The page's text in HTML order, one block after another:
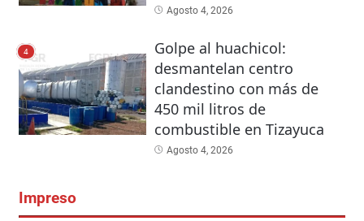
Agosto 4, 2026
4
Golpe al huachicol:
desmantelan centro
clandestino con más de
450 mil litros de
combustible en Tizayuca
Agosto 4, 2026
Impreso